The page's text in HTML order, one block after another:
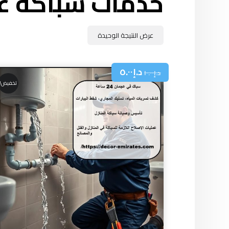
عرض النتيجة الوحيدة
د.إ١٠.٠٠د.إ٥.٠٠